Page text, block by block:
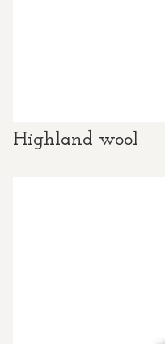
Highland wool